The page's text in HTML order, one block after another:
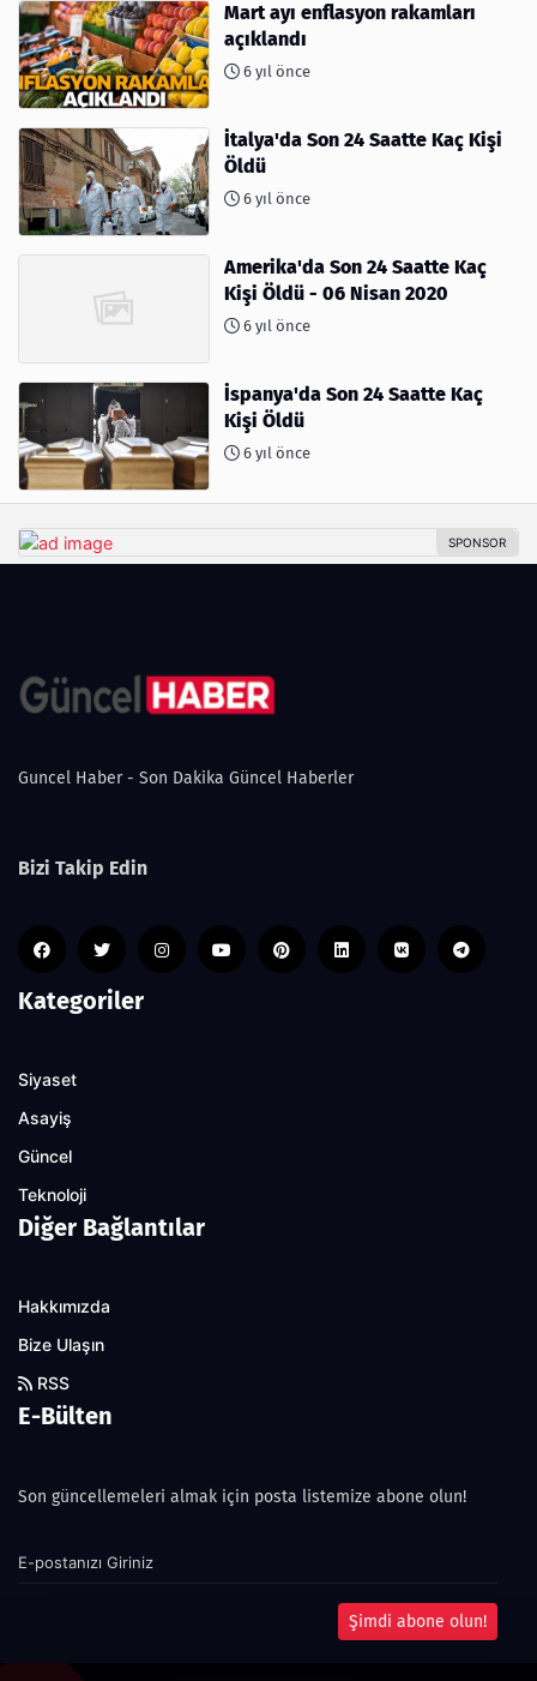
Mart ayı enflasyon rakamları
açıklandı
6 yıl önce
İtalya'da Son 24 Saatte Kaç Kişi
Öldü
6 yıl önce
Amerika'da Son 24 Saatte Kaç
Kişi Öldü - 06 Nisan 2020
6 yıl önce
İspanya'da Son 24 Saatte Kaç
Kişi Öldü
6 yıl önce
Guncel Haber - Son Dakika Güncel Haberler
Bizi Takip Edin
Kategoriler
Siyaset
Asayiş
Güncel
Teknoloji
Diğer Bağlantılar
Hakkımızda
Bize Ulaşın
RSS
E-Bülten
Son güncellemeleri almak için posta listemize abone olun!
Şimdi abone olun!